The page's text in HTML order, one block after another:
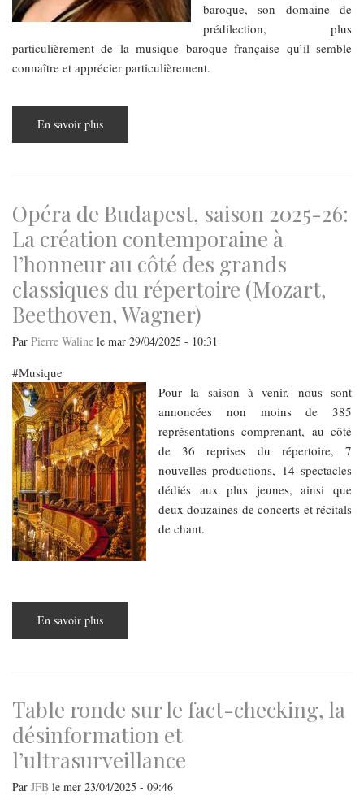
baroque, son domaine de
prédilection, plus
particulièrement de la musique baroque française qu’il semble
connaître et apprécier particulièrement.
En savoir plus
musique
sur
la
scène
de
Budapest
:
Rameau,
Boismortier,
Clérambault,
Blamont
(1)
Opéra de Budapest, saison 2025-26:
La création contemporaine à
l’honneur au côté des grands
classiques du répertoire (Mozart,
Beethoven, Wagner)
Par Pierre Waline le mar 29/04/2025 - 10:31
Musique
Pour la saison à venir, nous sont
annoncées non moins de 385
représentations comprenant, au côté
de 36 reprises du répertoire, 7
nouvelles productions, 14 spectacles
dédiés aux plus jeunes, ainsi que
deux douzaines de concerts et récitals
de chant.
En savoir plus
de
La
création
contemporaine
à
l’honneur
au
côté
des
grands
Table ronde sur le fact-checking, la
désinformation et
l’ultrasurveillance
Par JFB le mer 23/04/2025 - 09:46